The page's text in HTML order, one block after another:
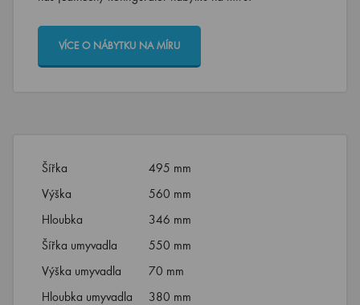
VÍCE O NÁBYTKU NA MÍRU
Šířka
495 mm
Výška
560 mm
Hloubka
346 mm
Šířka umyvadla
550 mm
Výška umyvadla
70 mm
Hloubka umyvadla
380 mm